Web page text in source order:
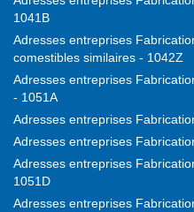
1041B
Adresses entreprises
comestibles similaires - 1042Z
Adresses entreprises
- 1051A
Adresses entreprises
Adresses entreprises
Adresses entreprises
1051D
Adresses entreprises